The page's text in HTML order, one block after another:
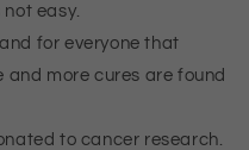
easy.
for everyone that
and more cures are found
to cancer research.